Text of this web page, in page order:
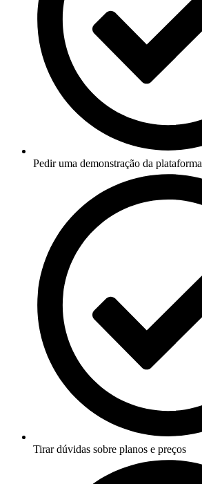
Pedir uma demonstração da plataforma
Tirar dúvidas sobre planos e preços